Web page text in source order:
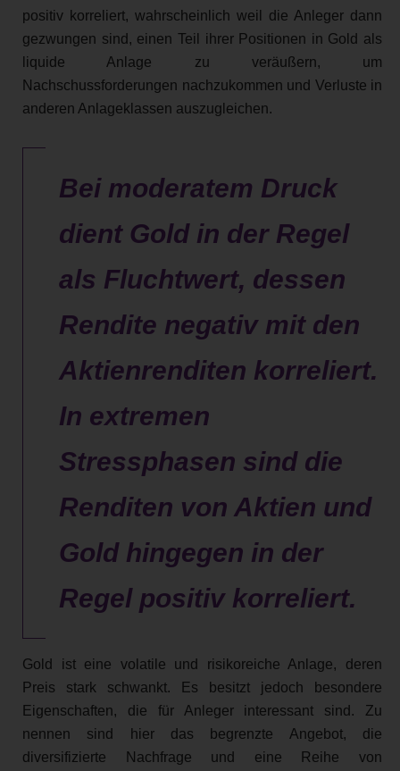
positiv korreliert, wahrscheinlich weil die Anleger dann
gezwungen sind, einen Teil ihrer Positionen in Gold als
liquide Anlage zu veräußern, um
Nachschussforderungen nachzukommen und Verluste in
anderen Anlageklassen auszugleichen.
Bei moderatem Druck
dient Gold in der Regel
als Fluchtwert, dessen
Rendite negativ mit den
Aktienrenditen korreliert.
In extremen
Stressphasen sind die
Renditen von Aktien und
Gold hingegen in der
Regel positiv korreliert.
Gold ist eine volatile und risikoreiche Anlage, deren
Preis stark schwankt. Es besitzt jedoch besondere
Eigenschaften, die für Anleger interessant sind. Zu
nennen sind hier das begrenzte Angebot, die
diversifizierte Nachfrage und eine Reihe von